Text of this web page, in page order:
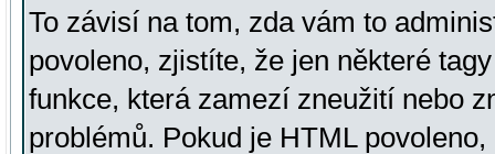
To závisí na tom, zda vám to
povoleno, zjistíte, že jen některé
funkce, která zamezí zneužití nebo
problémů. Pokud je HTML